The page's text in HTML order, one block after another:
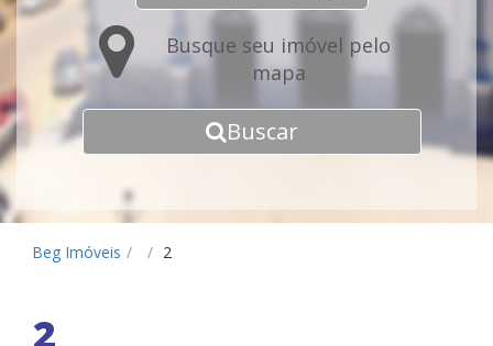
Busque seu imóvel pelo
mapa
Buscar
Beg Imóveis / / 2
2